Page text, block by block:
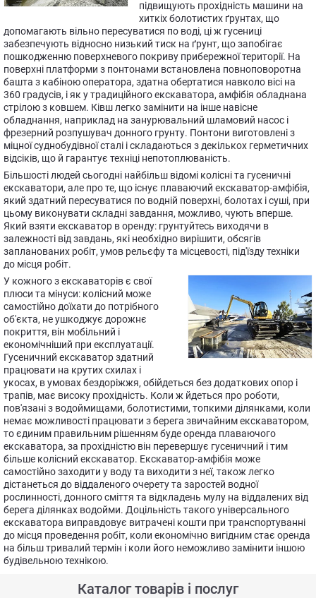
підвищують прохідність машини на
хиткіх болотистих ґрунтах, що
допомагають вільно пересуватися по воді, ці ж гусениці
забезпечують відносно низький тиск на ґрунт, що запобігає
пошкодженню поверхневого покриву прибережної території. На
поверхні платформи з понтонами встановлена повноповоротна
башта з кабіною оператора, здатна обертатися навколо вісі на
360 градусів, і як у традиційного екскаватора, амфібія обладнана
стрілою з ковшем. Ківш легко замінити на інше навісне
обладнання, наприклад на занурювальний шламовий насос і
фрезерний розпушувач донного грунту. Понтони виготовлені з
міцної суднобудівної сталі і складаються з декількох герметичних
відсіків, що й гарантує техніці непотоплюваність.
Більшості людей сьогодні найбільш відомі колісні та гусеничні
екскаватори, але про те, що існує плаваючий екскаватор-амфібія,
який здатний пересуватися по водній поверхні, болотах і суші, при
цьому виконувати складні завдання, можливо, чують вперше.
Який взяти екскаватор в оренду: грунтуйтесь виходячи в
залежності від завдань, які необхідно вирішити, обсягів
запланованих робіт, умов рельєфу та місцевості, під'їзду техніки
до місця робіт.
У кожного з екскаваторів є свої
плюси та мінуси: колісний може
самостійно доїхати до потрібного
об'єкта, не ушкоджує дорожнє
покриття, він мобільний і
економічніший при експлуатації.
Гусеничний екскаватор здатний
працювати на крутих схилах і
укосах, в умовах бездоріжжя, обійдеться без додаткових опор і
трапів, має високу прохідність. Коли ж йдеться про роботи,
пов'язані з водоймищами, болотистими, топкими ділянками, коли
немає можливості працювати з берега звичайним екскаватором,
то єдиним правильним рішенням буде оренда плаваючого
екскаватора, за прохідністю він перевершує гусеничний і тим
більше колісний екскаватор. Екскаватор-амфібія може
самостійно заходити у воду та виходити з неї, також легко
дістанеться до віддаленого очерету та заростей водної
рослинності, донного сміття та відкладень мулу на віддалених від
берега ділянках водойми. Доцільність такого універсального
екскаватора виправдовує витрачені кошти при транспортуванні
до місця проведення робіт, коли економічно вигідним стає оренда
на більш тривалий термін і коли його неможливо замінити іншою
будівельною технікою.
Каталог товарів і послуг